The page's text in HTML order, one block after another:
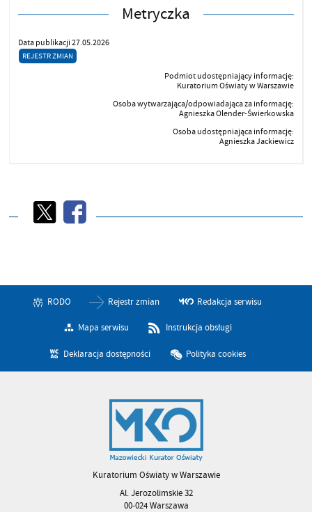
Metryczka
Data publikacji 27.05.2026
REJESTR ZMIAN
Podmiot udostępniający informację:
Kuratorium Oświaty w Warszawie
Osoba wytwarzająca/odpowiadająca za informację:
Agnieszka Olender-Świerkowska
Osoba udostępniająca informację:
Agnieszka Jackiewicz
RODO Rejestr zmian Redakcja serwisu
Mapa serwisu Instrukcja obsługi
Deklaracja dostępności Polityka cookies
Kuratorium Oświaty w Warszawie
Al. Jerozolimskie 32
00-024 Warszawa